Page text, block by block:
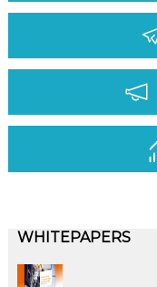
WHITEPAPERS